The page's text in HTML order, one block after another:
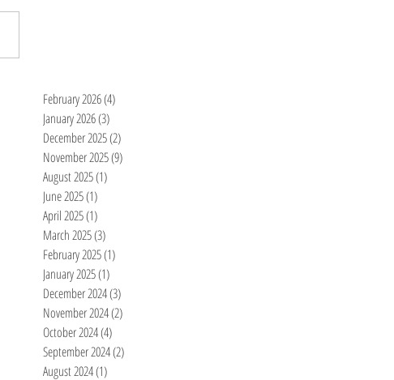
February 2026(4)
January 2026(3)
December 2025(2)
November 2025(9)
August 2025(1)
June 2025(1)
April 2025(1)
March 2025(3)
February 2025(1)
January 2025(1)
December 2024(3)
November 2024(2)
October 2024(4)
September 2024(2)
August 2024(1)